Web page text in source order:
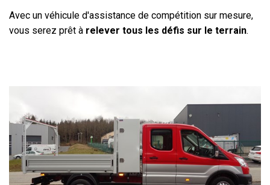
Avec un véhicule d'assistance de compétition sur mesure,
vous serez prêt à relever tous les défis sur le terrain.